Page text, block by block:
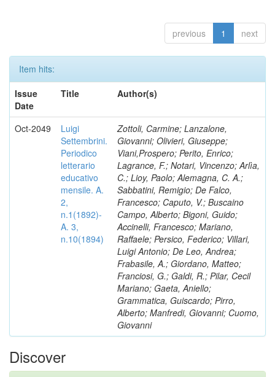
previous 1 next
Item hits:
Issue
Date
Title Author(s)
Oct-2049
Luigi
Settembrini.
Periodico
letterario
educativo
mensile. A.
2,
n.1(1892)-
A. 3,
n.10(1894)
Zottoli, Carmine; Lanzalone,
Giovanni; Olivieri, Giuseppe;
Viani,Prospero; Perito, Enrico;
Lagrance, F.; Notari, Vincenzo; Arlìa,
C.; Lioy, Paolo; Alemagna, C. A.;
Sabbatini, Remigio; De Falco,
Francesco; Caputo, V.; Buscaino
Campo, Alberto; Bigoni, Guido;
Accinelli, Francesco; Mariano,
Raffaele; Persico, Federico; Villari,
Luigi Antonio; De Leo, Andrea;
Frabasile, A.; Giordano, Matteo;
Franciosi, G.; Galdi, R.; Pilar, Cecil
Mariano; Gaeta, Aniello;
Grammatica, Guiscardo; Pirro,
Alberto; Manfredi, Giovanni; Cuomo,
Giovanni
Discover